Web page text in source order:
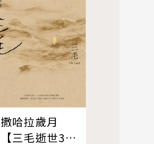
撒哈拉歲月
【三毛逝世30